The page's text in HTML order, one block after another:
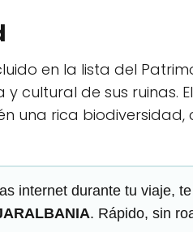
en la lista del
cultural de sus ruinas.
una rica biodiversidad,
internet durante tu viaje,
. Rápido, sin